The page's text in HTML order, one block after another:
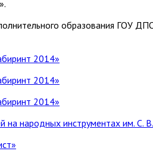
образования ГОУ
на народных инструментах им. С.